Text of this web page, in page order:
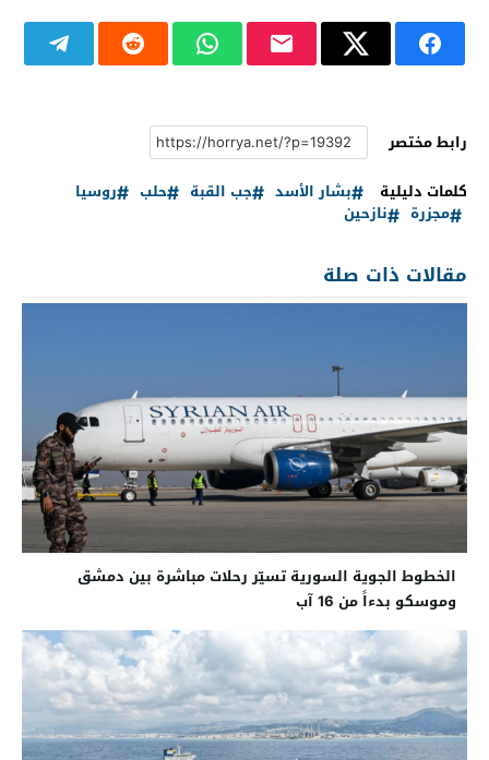
رابط مختصر
كلمات دليلية
بشار الأسد جب القبة حلب
روسيا
مجزرة
نازحين
مقالات ذات صلة
الخطوط الجوية السورية تسيّر رحلات مباشرة بين دمشق
وموسكو بدءاً من 16 آب